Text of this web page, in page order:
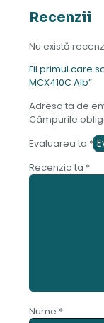
Recenzii
Nu există
Fii primul care
MCX410C Alb”
Adresa ta de
Câmpurile
Evaluarea ta *
Recenzia ta *
Nume *